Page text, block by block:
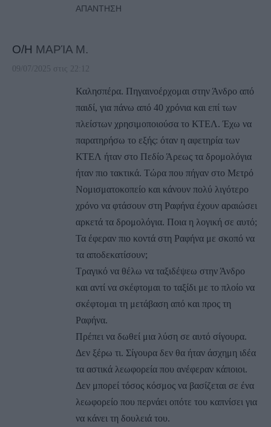
ΑΠΆΝΤΗΣΗ
Ο/Η ΜΑΡΊΑ Μ.
09/07/2025 στις 22:12
Καλησπέρα. Πηγαινοέρχομαι στην Άνδρο από
παιδί, για πάνω από 40 χρόνια και επί των
πλείστων χρησιμοποιούσα το ΚΤΕΛ. Έχω να
παρατηρήσω το εξής: όταν η αφετηρία των
ΚΤΕΛ ήταν στο Πεδίο Άρεως τα δρομολόγια
ήταν πιο τακτικά. Τώρα που πήγαν στο Μετρό
Νομισματοκοπείο και κάνουν πολύ λιγότερο
χρόνο να φτάσουν στη Ραφήνα έχουν αραιώσει
αρκετά τα δρομολόγια. Ποια η λογική σε αυτό;
Τα έφεραν πιο κοντά στη Ραφήνα με σκοπό να
τα αποδεκατίσουν;
Τραγικό να θέλω να ταξιδέψεω στην Άνδρο
και αντί να σκέφτομαι το ταξίδι με το πλοίο να
σκέφτομαι τη μετάβαση από και προς τη
Ραφήνα.
Πρέπει να δωθεί μια λύση σε αυτό σίγουρα.
Δεν ξέρω τι. Σίγουρα δεν θα ήταν άσχημη ιδέα
τα αστικά λεωφορεία που ανέφεραν κάποιοι.
Δεν μπορεί τόσος κόσμος να βασίζεται σε ένα
λεωφορείο που περνάει οπότε του καπνίσει για
να κάνει τη δουλειά του.